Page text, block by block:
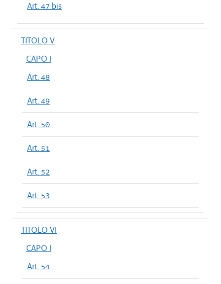
Art. 47 bis
TITOLO V
CAPO I
Art. 48
Art. 49
Art. 50
Art. 51
Art. 52
Art. 53
TITOLO VI
CAPO I
Art. 54